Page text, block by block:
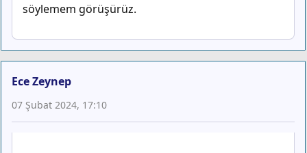
söylemem görüşürüz.
Ece Zeynep
07 Şubat 2024, 17:10